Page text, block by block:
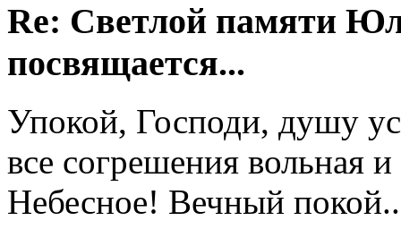
Re: Светлой памяти
посвящается...
Упокой, Господи, душу
все согрешения вольная
Небесное! Вечный